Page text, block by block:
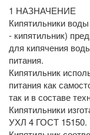
1 НАЗНАЧЕНИЕ
Кипятильники
- кипятильник)
для кипячения
питания.
Кипятильник
питания как
так и в составе
Кипятильники
УХЛ 4 ГОСТ 15150.